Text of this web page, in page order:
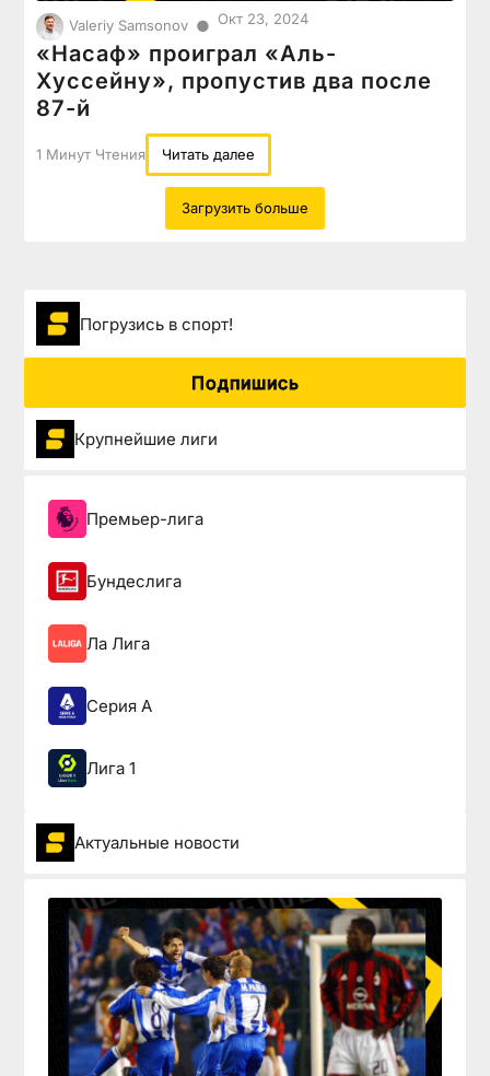
Valeriy Samsonov ● Окт 23, 2024
«Насаф» проиграл «Аль-
Хуссейну», пропустив два после
87-й
1 Минут Чтения Читать далее
Загрузить больше
Погрузиcь в спорт!
Подпишись
Крупнейшие лиги
Премьер-лига
Бундеслига
Ла Лига
Серия А
Лига 1
Актуальные новости